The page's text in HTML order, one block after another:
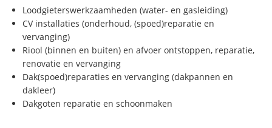
Loodgieterswerkzaamheden (water- en gasleiding)
CV installaties (onderhoud, (spoed)reparatie en
vervanging)
Riool (binnen en buiten) en afvoer ontstoppen, reparatie,
renovatie en vervanging
Dak(spoed)reparaties en vervanging (dakpannen en
dakleer)
Dakgoten reparatie en schoonmaken